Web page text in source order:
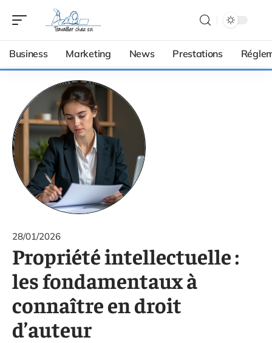
Business Marketing News Prestations
28/01/2026
Propriété intellectuelle :
les fondamentaux à
connaître en droit
d’auteur